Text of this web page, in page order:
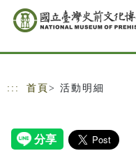
跳到主要內容
網站導覽
::: 首頁 > 活動明細